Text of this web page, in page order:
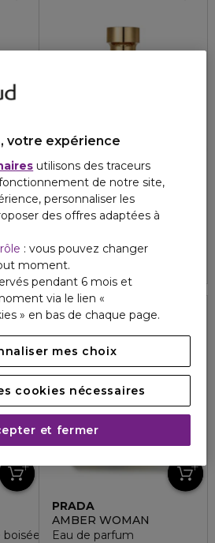
PRADA
LA FEMME PRADA
Eau de parfum
4.7
élégante
PRADA
AMBER WOMAN
Eau de parfum
votre expérience
utilisons des traceurs
de notre site,
personnaliser les
des offres adaptées à
: vous pouvez changer
moment.
pendant 6 mois et
via le lien «
» en bas de chaque page.
mes choix
cookies nécessaires
et fermer